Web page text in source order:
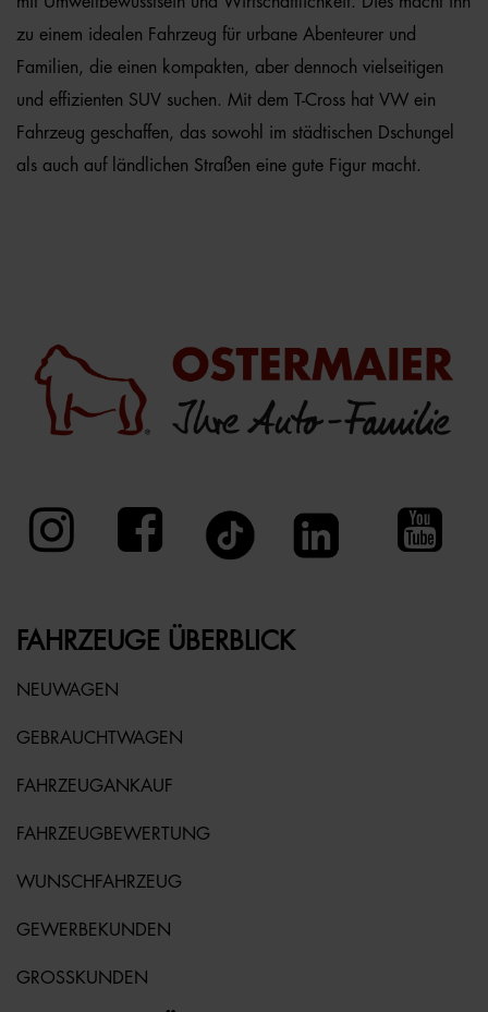
zu einem idealen Fahrzeug für urbane Abenteurer und
Familien, die einen kompakten, aber dennoch vielseitigen
und effizienten SUV suchen. Mit dem T-Cross hat VW ein
Fahrzeug geschaffen, das sowohl im städtischen Dschungel
als auch auf ländlichen Straßen eine gute Figur macht.
FAHRZEUGE ÜBERBLICK
NEUWAGEN
GEBRAUCHTWAGEN
FAHRZEUGANKAUF
FAHRZEUGBEWERTUNG
WUNSCHFAHRZEUG
GEWERBEKUNDEN
GROSSKUNDEN